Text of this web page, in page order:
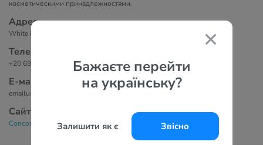
Бажаєте перейти
на українську?
Залишити як є Звісно
косметическими принадлежностями.
Адрес
White Knight Beach, PO Box 91, Sharm el Sheikh, South Sinai, Egypt
Телефоны
+20 69 360 1460
Е-маil
emailus.sharm@concorde-eg.com
Сайт
Concorde El Salam Sport Area 5*